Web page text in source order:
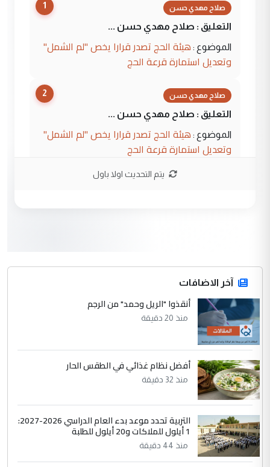
1 صلاح مهدي حسن
التعليق : صلاح مهدي حسن ...
الموضوع : هيئة الحج تصدر قرارا يخص "لم الشمل"
وتعديل استمارة قرعة الحج
2 صلاح مهدي حسن
التعليق : صلاح مهدي حسن ...
الموضوع : هيئة الحج تصدر قرارا يخص "لم الشمل"
وتعديل استمارة قرعة الحج
المشترك لا تستهدف أية دولة ومفتوحة لانضمام
الدول الشقيقة
يوسف غزوان عصمت
التعليق : بكالوريوس فيزياء طبية متزوج و
زوجتي أيضا بكالوريوس سكني بغداد أرغب في
الموضوع :
السعودية توافق على الاستمرار في
جامعاتها سنويا
عبد الأمير جاسم هليل
التعليق : نحن اباء الطلاب الأوائل على العراق
يتم التحديث اولا باول
آخر الاضافات
أنقذوا "الريل وحمد" من الرجم
منذ 20 دقيقة
أفضل نظام غذائي في الطقس الحار
منذ 32 دقيقة
التربية تحدد موعد بدء العام الدراسي 2026-2027:
1 أيلول للملاكات و20 أيلول للطلبة
منذ 44 دقيقة